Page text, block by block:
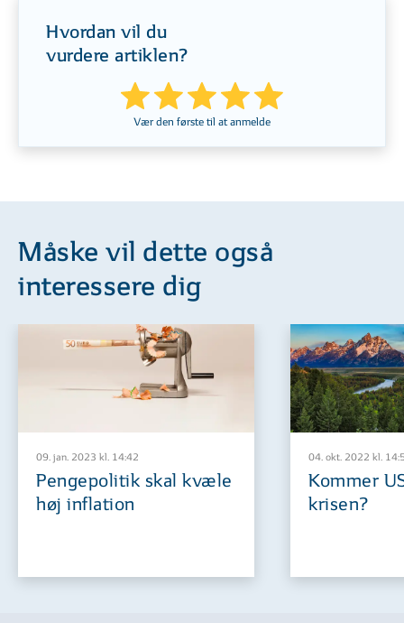
Hvordan vil du
vurdere artiklen?
Vær den første til at anmelde
Måske vil dette også
interessere dig
09. jan. 2023 kl. 14:42
Pengepolitik skal kvæle
høj inflation
04. okt. 2022 kl.
Kommer
krisen?